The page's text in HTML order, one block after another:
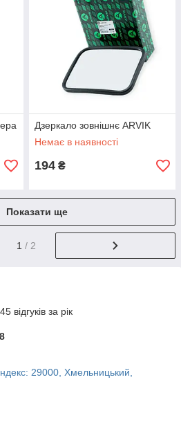
Дзеркало зовнішнє ARVIK
Немає в наявності
194 ₴
Показати ще
1 / 2
відгуків за рік
29000, Хмельницький,